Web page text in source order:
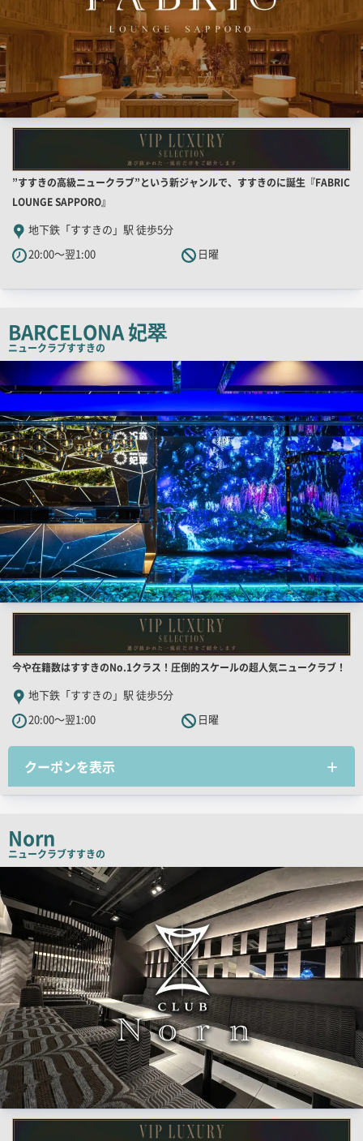
店
舗
PR
キ
ャ
ピ
ー
”すすきの高級ニュークラブ”という新ジャンルで、すすきのに誕生『FABRIC
LOUNGE SAPPORO』
地下鉄「すすきの」駅 徒歩5分
20:00～翌1:00
日曜
BARCELONA 妃翠
ニュークラブすすきの
検
索
結
果
一
覧
用
画
像
店
舗
PR
キ
ャ
チ
ー
今や在籍数はすすきのNo.1クラス！圧倒的スケールの超人気ニュークラブ！
地下鉄「すすきの」駅 徒歩5分
20:00～翌1:00
日曜
クーポンを表示
Norn
ニュークラブすすきの
検
結
果
一
覧
用
画
像